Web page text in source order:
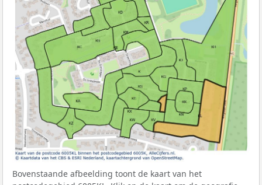
Bovenstaande afbeelding toont de kaart van het